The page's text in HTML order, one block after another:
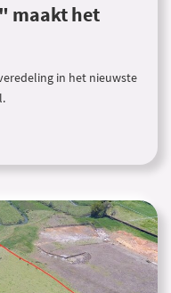
maakt het
in het nieuwste